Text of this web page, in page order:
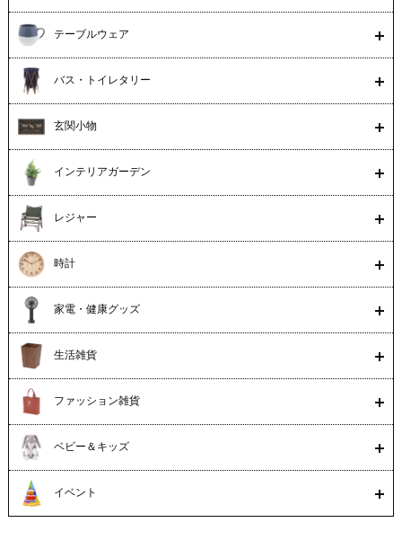
テーブルウェア
バス・トイレタリー
玄関小物
インテリアガーデン
レジャー
時計
家電・健康グッズ
生活雑貨
ファッション雑貨
ベビー＆キッズ
イベント